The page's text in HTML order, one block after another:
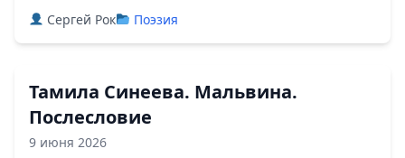
Сергей Рок
Поэзия
Тамила Синеева. Мальвина.
Послесловие
9 июня 2026